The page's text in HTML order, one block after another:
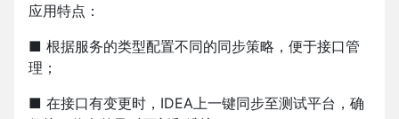
应用特点：
■ 根据服务的类型配置不同的同步策略，便于接口管
理；
■ 在接口有变更时，IDEA上一键同步至测试平台，确